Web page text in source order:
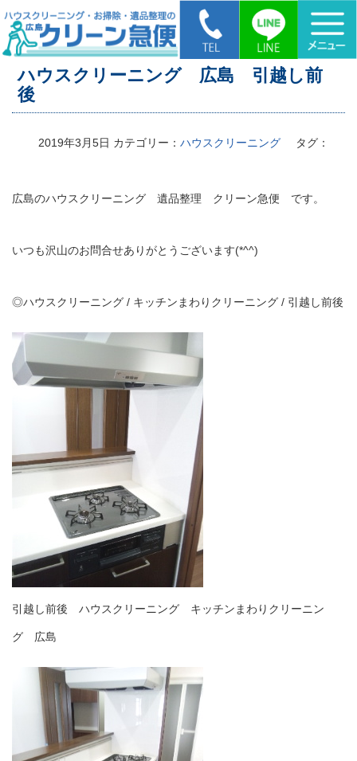
HOME > ハウスクリーニング 広島 引越し前後
ハウスクリーニング 広島 引越し前
後
2019年3月5日 カテゴリー： ハウスクリーニング タグ：
広島のハウスクリーニング 遺品整理 クリーン急便 です。
いつも沢山のお問合せありがとうございます(*^^)
◎ハウスクリーニング / キッチンまわりクリーニング / 引越し前後
引越し前後 ハウスクリーニング キッチンまわりクリーニン
グ 広島